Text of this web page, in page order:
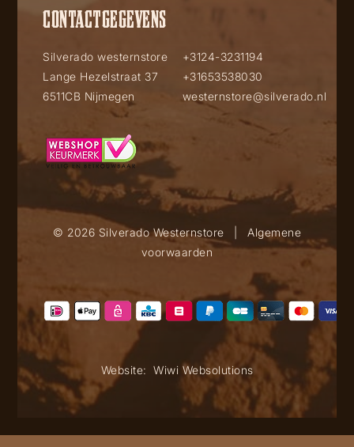
CONTACTGEGEVENS
Silverado westernstore
Lange Hezelstraat 37
6511CB Nijmegen
+3124-3231194
+31653538030
westernstore@silverado.nl
© 2026 Silverado Westernstore
Algemene
voorwaarden
Website: Wiwi Websolutions